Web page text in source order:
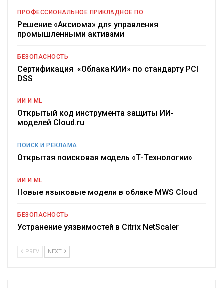
ПРОФЕССИОНАЛЬНОЕ ПРИКЛАДНОЕ ПО
Решение «Аксиома» для управления
промышленными активами
БЕЗОПАСНОСТЬ
Сертификация «Облака КИИ» по стандарту PCI
DSS
ИИ И ML
Открытый код инструмента защиты ИИ-
моделей Cloud.ru
ПОИСК И РЕКЛАМА
Открытая поисковая модель «Т-Технологии»
ИИ И ML
Новые языковые модели в облаке MWS Cloud
БЕЗОПАСНОСТЬ
Устранение уязвимостей в Citrix NetScaler
PREV NEXT